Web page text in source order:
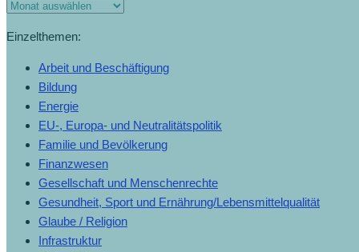
Einzelthemen:
Arbeit und Beschäftigung
Bildung
Energie
EU-, Europa- und Neutralitätspolitik
Familie und Bevölkerung
Finanzwesen
Gesellschaft und Menschenrechte
Gesundheit, Sport und Ernährung/Lebensmittelqualität
Glaube / Religion
Infrastruktur